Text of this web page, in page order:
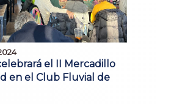
el II Mercadillo
en el Club Fluvial de